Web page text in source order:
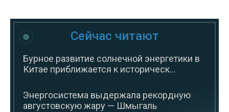
Сейчас читают
Бурное развитие солнечной энергетики в
Китае приближается к историческ...
Энергосистема выдержала рекордную
августовскую жару — Шмыгаль